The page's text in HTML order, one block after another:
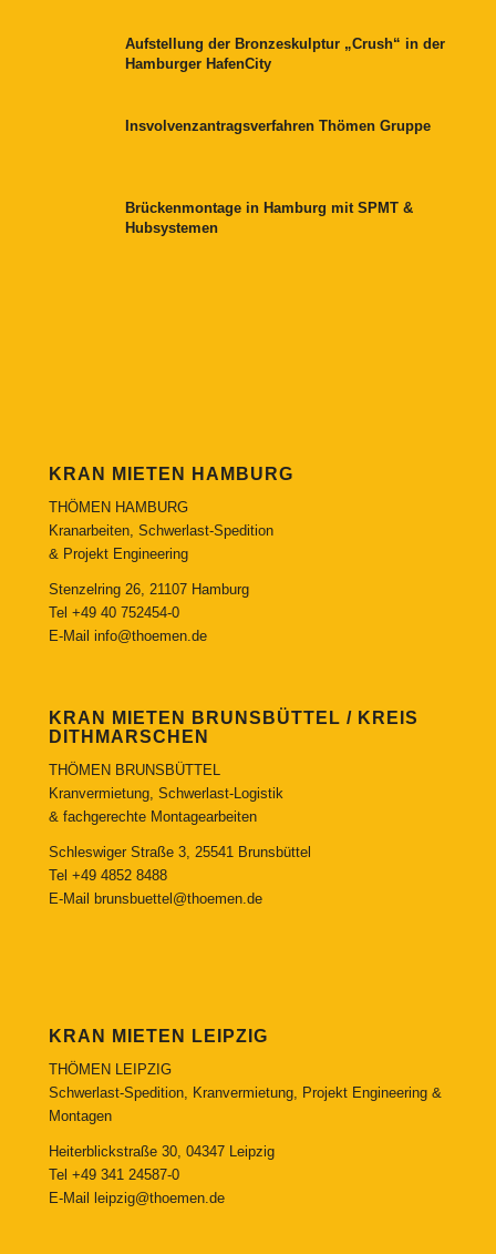
Aufstellung der Bronzeskulptur „Crush“ in der
Hamburger HafenCity
Insvolvenzantragsverfahren Thömen Gruppe
Brückenmontage in Hamburg mit SPMT &
Hubsystemen
KRAN MIETEN HAMBURG
THÖMEN HAMBURG
Kranarbeiten, Schwerlast-Spedition
& Projekt Engineering
Stenzelring 26, 21107 Hamburg
Tel +49 40 752454-0
E-Mail info@thoemen.de
KRAN MIETEN BRUNSBÜTTEL / KREIS
DITHMARSCHEN
THÖMEN BRUNSBÜTTEL
Kranvermietung, Schwerlast-Logistik
& fachgerechte Montagearbeiten
Schleswiger Straße 3, 25541 Brunsbüttel
Tel +49 4852 8488
E-Mail
brunsbuettel@thoemen.de
KRAN MIETEN LEIPZIG
THÖMEN LEIPZIG
Schwerlast-Spedition, Kranvermietung, Projekt Engineering &
Montagen
Heiterblickstraße 30, 04347 Leipzig
Tel +49 341 24587-0
E-Mail
leipzig@thoemen.de